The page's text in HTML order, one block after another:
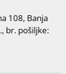
108, Banja
br. pošiljke: